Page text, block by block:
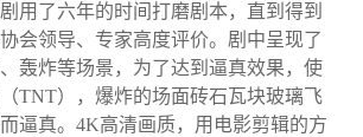
用了六年的时间打磨剧本，直到得到
会领导、专家高度评价。剧中呈现了
轰炸等场景，为了达到逼真效果，使
TNT），爆炸的场面砖石瓦块玻璃飞
逼真。4K高清画质，用电影剪辑的方